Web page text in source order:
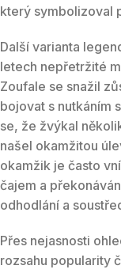
který symbolizoval
Další varianta
letech nepřetržité
Zoufale se snažil
bojovat s nutkáním
se, že žvýkal
našel okamžitou
okamžik je často
čajem a
odhodlání a
Přes nejasnosti
rozsahu popularity